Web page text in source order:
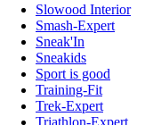
Slowood Interior
Smash-Expert
Sneak'In
Sneakids
Sport is good
Training-Fit
Trek-Expert
Triathlon-Expert